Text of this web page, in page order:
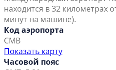
находится в 32 километрах
минут на машине).
Код аэропорта
CMB
Показать карту
Часовой пояс